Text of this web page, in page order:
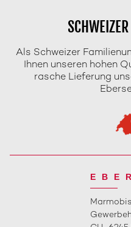
Als Schweizer
Ihnen unseren hohen
rasche Lieferung